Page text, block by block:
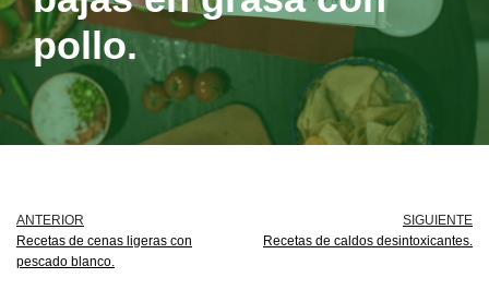
pollo.
ANTERIOR
Recetas de cenas ligeras con
pescado blanco.
SIGUIENTE
Recetas de caldos desintoxicantes.